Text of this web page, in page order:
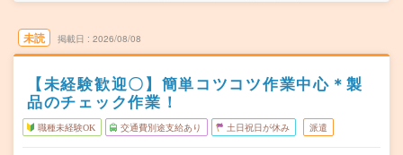
未読 掲載日 2026/08/08
【未経験歓迎〇】簡単コツコツ作業中心＊製
品のチェック作業！
職種未経験OK 交通費別途支給あり 土日祝日が休み 派遣